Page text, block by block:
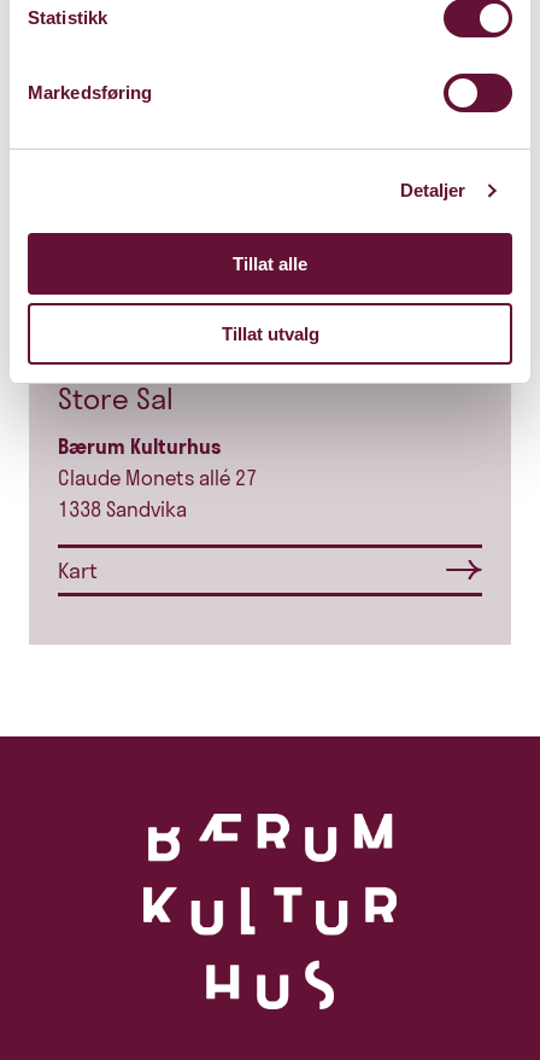
Statistikk
Markedsføring
Detaljer
Tillat alle
Tillat utvalg
Store Sal
Bærum Kulturhus
Claude Monets allé 27
1338 Sandvika
Kart